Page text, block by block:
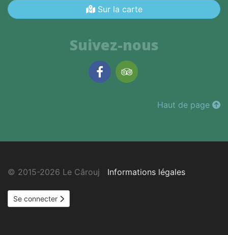
Sur la carte
Suivez-nous
Haut de page
© 2015-2026 Le Cârouj Informations légales
Se connecter